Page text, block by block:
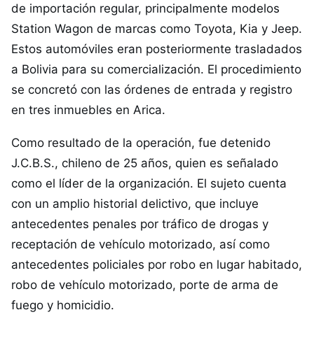
de importación regular, principalmente modelos
Station Wagon de marcas como Toyota, Kia y Jeep.
Estos automóviles eran posteriormente trasladados
a Bolivia para su comercialización. El procedimiento
se concretó con las órdenes de entrada y registro
en tres inmuebles en Arica.
Como resultado de la operación, fue detenido
J.C.B.S., chileno de 25 años, quien es señalado
como el líder de la organización. El sujeto cuenta
con un amplio historial delictivo, que incluye
antecedentes penales por tráfico de drogas y
receptación de vehículo motorizado, así como
antecedentes policiales por robo en lugar habitado,
robo de vehículo motorizado, porte de arma de
fuego y homicidio.